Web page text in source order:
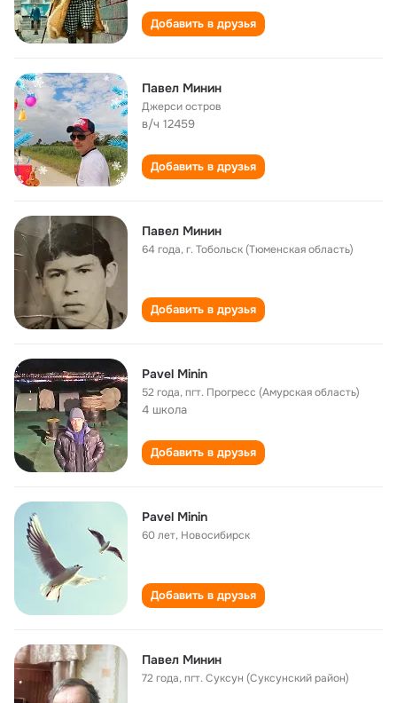
Добавить в друзья
Павел Минин
Джерси остров
в/ч 12459
Добавить в друзья
Павел Минин
64 года,г. Тобольск (Тюменская область)
Добавить в друзья
Pavel Minin
52 года,пгт. Прогресс (Амурская область)
4 школа
Добавить в друзья
Pavel Minin
60 лет, Новосибирск
Добавить в друзья
Павел Минин
72 года,пгт. Суксун (Суксунский район)